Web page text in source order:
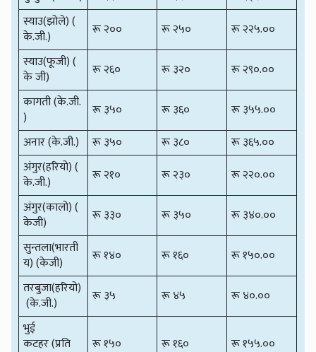
स्याउ(झोले) (
के.जी.)
रू २०० रू २५०
रू २२५.००
स्याउ(फूजी) (
के जी)
रू २६० रू ३२०
रू २९०.००
कागती (के.जी.
)
रू ३५० रू ३६०
रू ३५५.००
अनार (के.जी.)
रू ३५० रू ३८०
रू ३६५.००
अंगुर(हरियो) (
के.जी.)
रू २१० रू २३०
रू २२०.००
अंगुर(कालो) (
केजी)
रू ३३० रू ३५०
रू ३४०.००
सुन्तला(भारती
य) (केजी)
रू १४० रू १६०
रू १५०.००
तरबुजा(हरियो)
(के.जी.)
रू ३५ रू ४५
रू ४०.००
भुई
कटहर (प्रति
रू १५० रू १६० रू १५५.००